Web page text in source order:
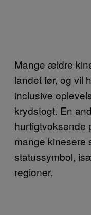
Mange ældre
landet før, og vil
inclusive
krydstogt. En
hurtigtvoksende
mange kinesere
statussymbol,
regioner.